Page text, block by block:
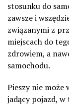
stosunku do
zawsze i
związanymi z
miejscach do
zdrowiem, a
samochodu.
Pieszy nie może
jadący pojazd,